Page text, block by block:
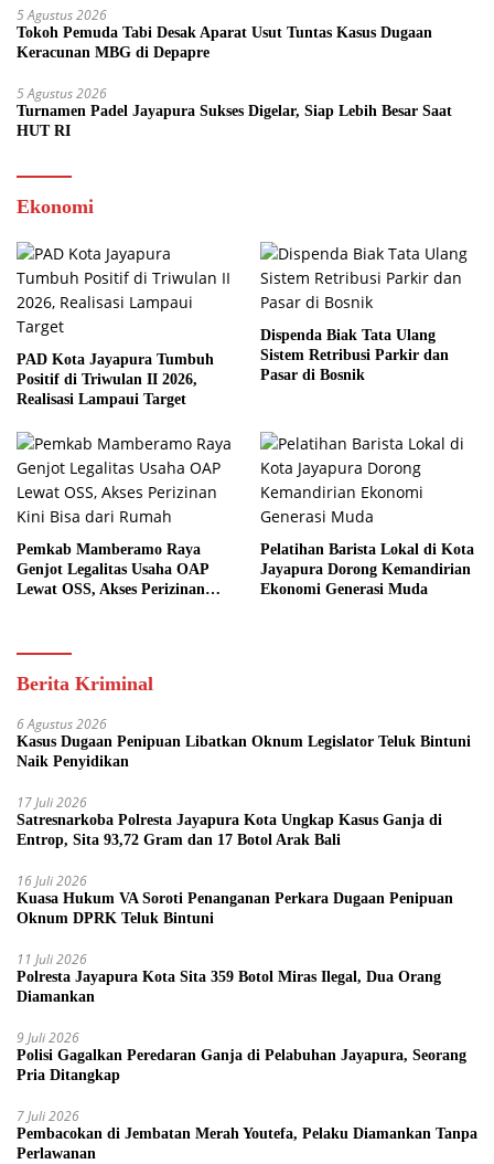
5 Agustus 2026
Tokoh Pemuda Tabi Desak Aparat Usut Tuntas Kasus Dugaan
Keracunan MBG di Depapre
5 Agustus 2026
Turnamen Padel Jayapura Sukses Digelar, Siap Lebih Besar Saat
HUT RI
Ekonomi
PAD Kota Jayapura Tumbuh
Positif di Triwulan II 2026,
Realisasi Lampaui Target
Dispenda Biak Tata Ulang
Sistem Retribusi Parkir dan
Pasar di Bosnik
Pemkab Mamberamo Raya
Genjot Legalitas Usaha OAP
Lewat OSS, Akses Perizinan
Pelatihan Barista Lokal di Kota
Jayapura Dorong Kemandirian
Ekonomi Generasi Muda
Berita Kriminal
6 Agustus 2026
Kasus Dugaan Penipuan Libatkan Oknum Legislator Teluk Bintuni
Naik Penyidikan
17 Juli 2026
Satresnarkoba Polresta Jayapura Kota Ungkap Kasus Ganja di
Entrop, Sita 93,72 Gram dan 17 Botol Arak Bali
16 Juli 2026
Kuasa Hukum VA Soroti Penanganan Perkara Dugaan Penipuan
Oknum DPRK Teluk Bintuni
11 Juli 2026
Polresta Jayapura Kota Sita 359 Botol Miras Ilegal, Dua Orang
Diamankan
9 Juli 2026
Polisi Gagalkan Peredaran Ganja di Pelabuhan Jayapura, Seorang
Pria Ditangkap
7 Juli 2026
Pembacokan di Jembatan Merah Youtefa, Pelaku Diamankan Tanpa
Perlawanan